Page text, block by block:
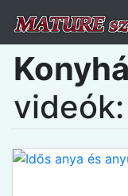
videók: